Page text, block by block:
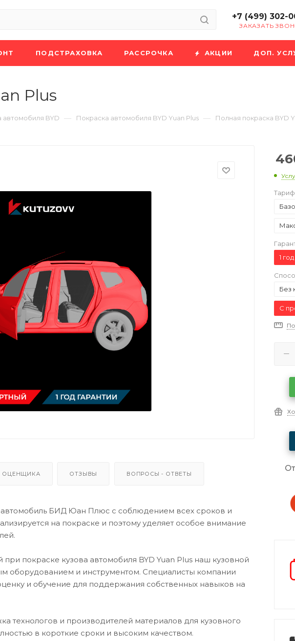
+7 (499) 302-
ЗАКАЗАТЬ
ПОДСТРАХОВКА РАССРОЧКА АКЦИИ ДОП.
Plus
автомобиля BYD — Покраска автомобиля BYD Yuan Plus — Полная покраска BYD
ОЦЕНЩИКА ОТЗЫВЫ ВОПРОСЫ - ОТВЕТЫ
БИД Юан Плюс с соблюдением всех сроков и
на покраске и поэтому уделяет особое внимание
покраске кузова автомобиля BYD Yuan Plus наш кузовной
и инструментом. Специалисты компании
и обучение для поддержания собственных навыков на
технологов и производителей материалов для кузовного
в короткие сроки и высоким качеством.
Тариф
1 год
Без
С